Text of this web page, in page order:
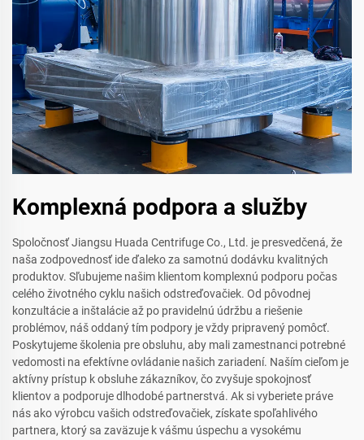
Komplexná podpora a služby
Spoločnosť Jiangsu Huada Centrifuge Co., Ltd. je presvedčená, že
naša zodpovednosť ide ďaleko za samotnú dodávku kvalitných
produktov. Sľubujeme našim klientom komplexnú podporu počas
celého životného cyklu našich odstreďovačiek. Od pôvodnej
konzultácie a inštalácie až po pravidelnú údržbu a riešenie
problémov, náš oddaný tím podpory je vždy pripravený pomôcť.
Poskytujeme školenia pre obsluhu, aby mali zamestnanci potrebné
vedomosti na efektívne ovládanie našich zariadení. Naším cieľom je
aktívny prístup k obsluhe zákazníkov, čo zvyšuje spokojnosť
klientov a podporuje dlhodobé partnerstvá. Ak si vyberiete práve
nás ako výrobcu vašich odstreďovačiek, získate spoľahlivého
partnera, ktorý sa zaväzuje k vášmu úspechu a vysokému